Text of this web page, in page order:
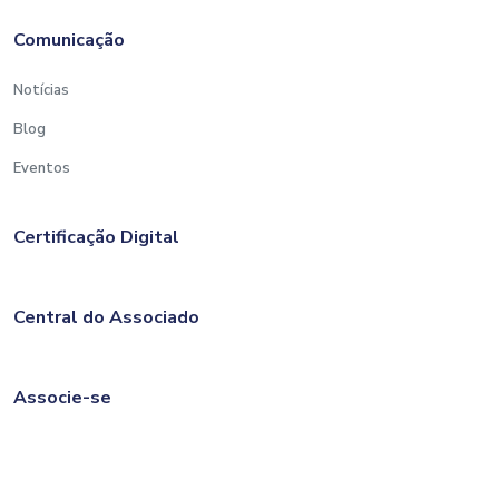
Comunicação
Notícias
Blog
Eventos
Certificação Digital
Central do Associado
Associe-se